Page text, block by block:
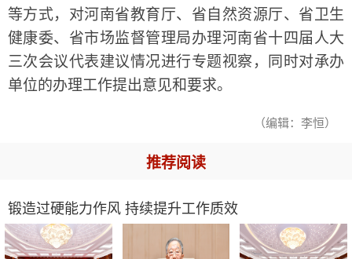
等方式，对河南省教育厅、省自然资源厅、省卫生
健康委、省市场监督管理局办理河南省十四届人大
三次会议代表建议情况进行专题视察，同时对承办
单位的办理工作提出意见和要求。
（编辑：李恒）
推荐阅读
锻造过硬能力作风 持续提升工作质效